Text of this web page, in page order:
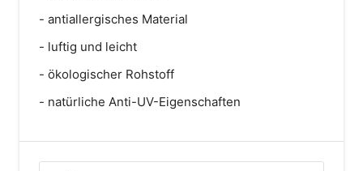
- antiallergisches Material
- luftig und leicht
- ökologischer Rohstoff
- natürliche Anti-UV-Eigenschaften